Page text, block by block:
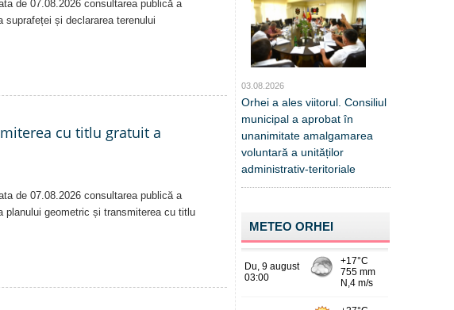
de 07.08.2026 consultarea publică a
suprafeței și declararea terenului
cu titlu gratuit a
de 07.08.2026 consultarea publică a
planului geometric și transmiterea cu titlu
03.08.2026
Orhei a ales viitorul. Consiliul
municipal a aprobat în
unanimitate amalgamarea
voluntară a unităților
administrativ-teritoriale
METEO ORHEI